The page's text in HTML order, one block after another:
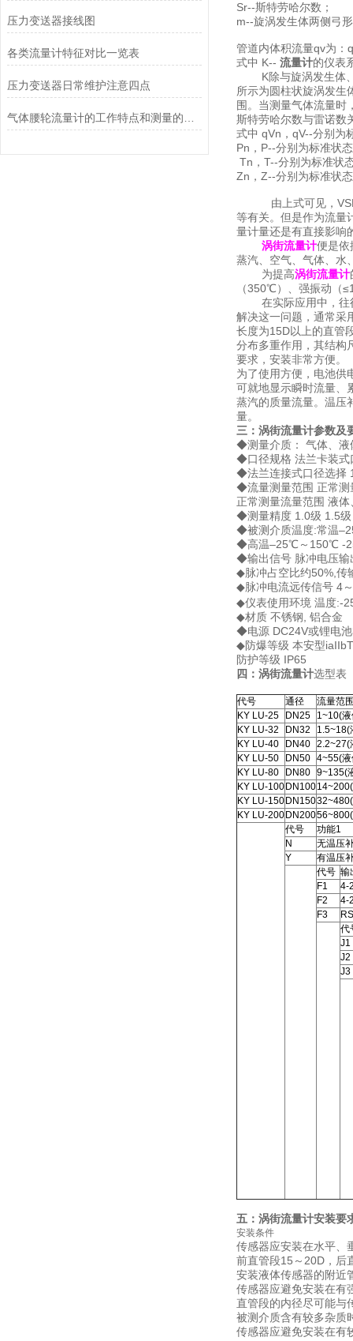
压力变送器接线图
各类流量计特征对比一览表
压力变送器日常维护注意四点
Sr--斯特劳哈尔数；
m--旋涡发生体两侧弓
管道内体积流
式中 K-- 流量计的仪表
K除与旋涡发生体、
所示为圆柱状旋涡发生
围。当测量气体流量时
斯特劳哈尔数与雷诺数
式中 qVn，qV--分别为
Pn，P--分别为标准状
Tn，T--分别为标准状
Zn，Z--分别为标准状
由上式可见，VSF输
等有关。但是作为流量
量计量还是有直接影响
涡街流量计便是依
蒸汽、空气、气体、水
为提高涡街流量计
（350℃）、强振动（
在实际应用中，往往
解决这一问题，通常采
长度为15D以上的直管
分布多重作用，其结构
要求，安装非常方便。
为了使用方便，电池供
可就地显示瞬时流量、
蒸汽的质量流量。温压
量。
三： 涡街流量计参数及
◆测量介质： 气体、液
◆口径规格 法兰卡装式
◆法兰连接式口径选择
◆流量测量范围 正常测
正常测量流量范围 液
◆测量精度 1.0级 1.5级
◆被测介质温度:常温
◆高温–25℃～150℃ -
◆输出信号 脉冲电压输
◆脉冲占空比约50%,传
◆脉冲电流远传信号 4
◆仪表使用环境 温度:-
◆材质 不锈钢, 铝合金
◆电源 DC24V或锂电
◆防爆等级 本安型
防护等级 IP65
四：涡街流量计选型表
代号 通径
流量范
KY LU-25
DN25
1~10(
KY LU-32
DN32
1.5~18(
KY LU-40
DN40 2.2~27(
KY LU-50
DN50 4~55(液
KY LU-80
DN80 9~135(
KY LU-100 DN100
KY LU-150 DN150
KY LU-200 DN200
代号
功能1
N
无温压
Y
有温压
代号 输
F1
4-
F2
4-
F3
代
J1
J2
J3
五： 涡街流量计安装要
安装条件
传感器应安装在水平、
前直管段15～20D，后
安装液体传感器的附近
传感器应避免安装在有
直管段的内径尽可能与
被测介质含有较多杂质
传感器应避免安装在有